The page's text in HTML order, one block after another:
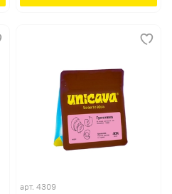
арт. 4309